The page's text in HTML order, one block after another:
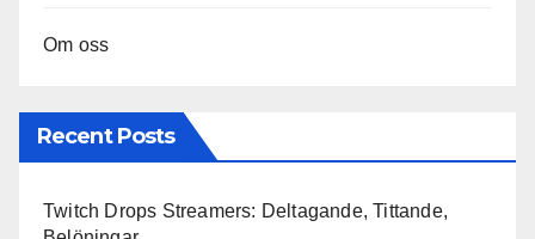
Om oss
Recent Posts
Twitch Drops Streamers: Deltagande, Tittande,